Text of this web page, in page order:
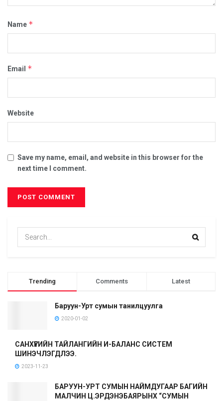
Name *
Email *
Website
Save my name, email, and website in this browser for the
next time I comment.
Trending Comments Latest
Баруун-Урт сумын танилцуулга
2020-01-02
САНХҮҮГИЙН ТАЙЛАНГИЙН И-БАЛАНС СИСТЕМ
ШИНЭЧЛЭГДЛЭЭ.
2023-11-23
БАРУУН-УРТ СУМЫН НАЙМДУГААР БАГИЙН
МАЛЧИН Ц.ЭРДЭНЭБАЯРЫНХ “СУМЫН